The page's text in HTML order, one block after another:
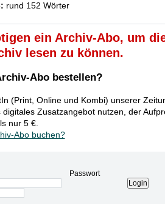
rund 152 Wörter
ein Archiv-Abo, um
lesen zu können.
Abo bestellen?
(Print, Online und Kombi) unserer
digitales Zusatzangebot nutzen, der
nur 5 €.
Abo buchen?
Passwort